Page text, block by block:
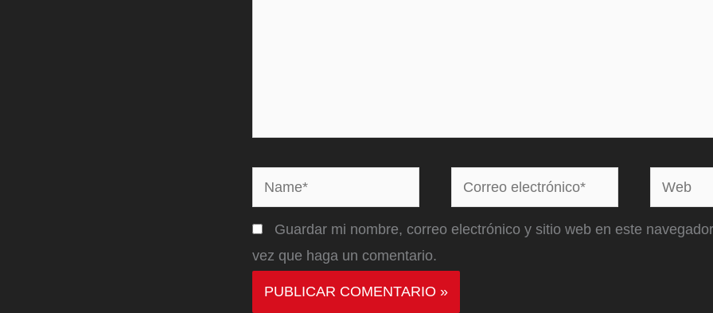
Name*
Correo
electrónico*
Web
Guardar mi nombre, correo electrónico y sitio web en este
vez que haga un comentario.